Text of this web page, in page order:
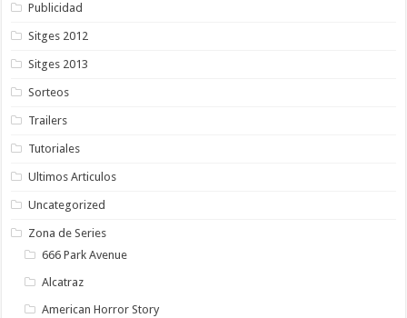
Publicidad
Sitges 2012
Sitges 2013
Sorteos
Trailers
Tutoriales
Ultimos Articulos
Uncategorized
Zona de Series
666 Park Avenue
Alcatraz
American Horror Story